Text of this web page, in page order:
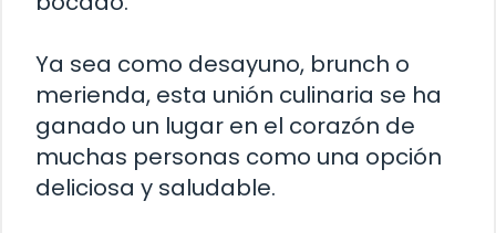
Ya sea como desayuno, brunch o
merienda, esta unión culinaria se ha
ganado un lugar en el corazón de
muchas personas como una opción
deliciosa y saludable.